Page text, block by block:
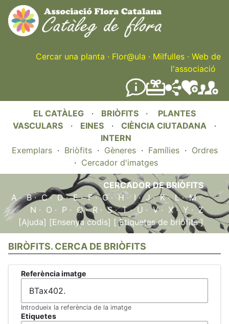
Skip
to
main
content
Cercar una planta · Flor@ula · Milfulles · Web de
l'associació
EL CATÀLEG · BRIÒFITS · PLANTES
VASCULARS · EINES · CIÈNCIA CIUTADANA ·
INTERN
Exemplars· Briòfits· Gèneres· Famílies· Ordres
· Cercador d'imatges
CERCADOR DE BRIÒFITS
A·B·C·D·E·F·G·H · I·J·K·L·M·
N · O · P · Q·R ·S·T·U ·V· X·Y ·Z
[Ajuda] [Ensenya codis] [ Etiquetes de briòfits ]
BIRÒFITS. CERCA DE BRIÒFITS
Referència imatge
Introdueix la referència de la imatge
Etiquetes